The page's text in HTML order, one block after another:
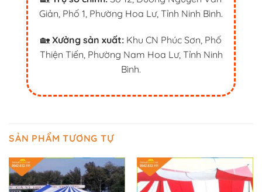
Giản, Phố 1, Phường Hoa Lư, Tỉnh Ninh Bình.
🏡 Xưởng sản xuất: Khu CN Phúc Sơn, Phố
Thiện Tiến, Phường Nam Hoa Lư, Tỉnh Ninh
Bình.
SẢN PHẨM TƯƠNG TỰ